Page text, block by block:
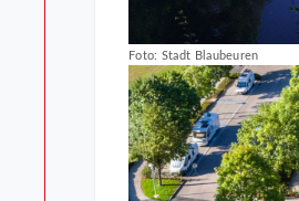
Foto: Stadt Blaubeuren